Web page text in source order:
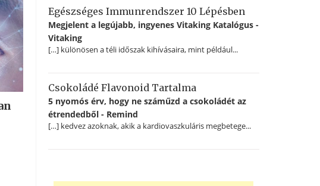
Egészséges Immunrendszer 10 Lépésben
Megjelent a legújabb, ingyenes Vitaking Katalógus -
Vitaking
[…] különösen a téli időszak kihívásaira, mint például...
Csokoládé Flavonoid Tartalma
5 nyomós érv, hogy ne száműzd a csokoládét az
étrendedből - Remind
[…] kedvez azoknak, akik a kardiovaszkuláris megbetege...